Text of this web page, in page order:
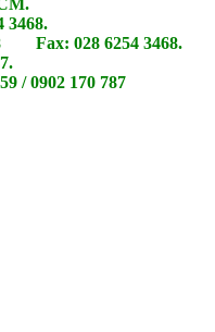
028 6254 3468.
028 6254 3468.
/ 0902 170 787.
170 787